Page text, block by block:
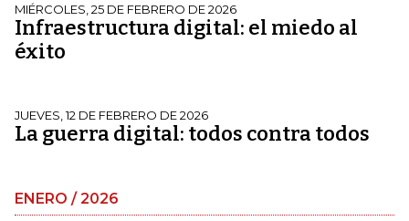
MIÉRCOLES, 25 DE FEBRERO DE 2026
Infraestructura digital: el miedo al
éxito
JUEVES, 12 DE FEBRERO DE 2026
La guerra digital: todos contra todos
ENERO / 2026